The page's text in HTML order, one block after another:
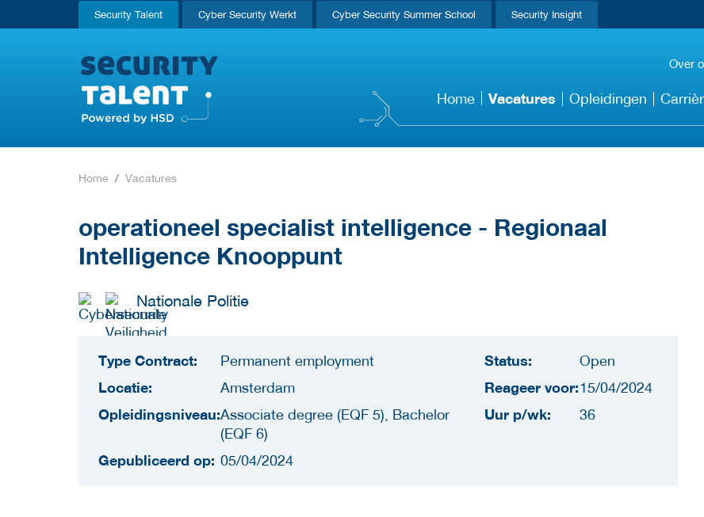
Security Talent Cyber Security Werkt Cyber Security Summer School Security Insight
Over
Home Vacatures Opleidingen
Home Vacatures
operationeel specialist intelligence - Regionaal
Intelligence Knooppunt
Nationale Politie
Type Contract: Permanent employment
Locatie: Amsterdam
Opleidingsniveau:Associate degree (EQF 5), Bachelor
(EQF 6)
Gepubliceerd op: 05/04/2024
Status: Open
Reageer voor:15/04/2024
Uur p/wk: 36